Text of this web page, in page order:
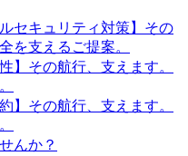
セキュリティ対策】その
を支えるご提案。
】その航行、支えます。
】その航行、支えます。
んか？